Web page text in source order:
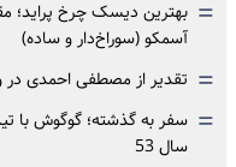
= بهترین دیسک چرخ پراید؛
آسمکو (سوراخ‌دار و ساده)
= تقدیر از مصطفی احمدی در
=
سال 53